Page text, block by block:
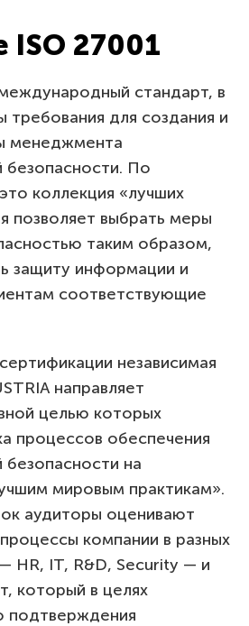
ISO 27001
стандарт, в
для создания и
менеджмента
По
коллекция «лучших
позволяет выбрать меры
таким образом,
защиту информации и
соответствующие
независимая
направляет
целью которых
процессов обеспечения
на
мировым практикам».
аудиторы оценивают
компании в разных
HR, IT, R&D, Security — и
который в целях
подтверждения